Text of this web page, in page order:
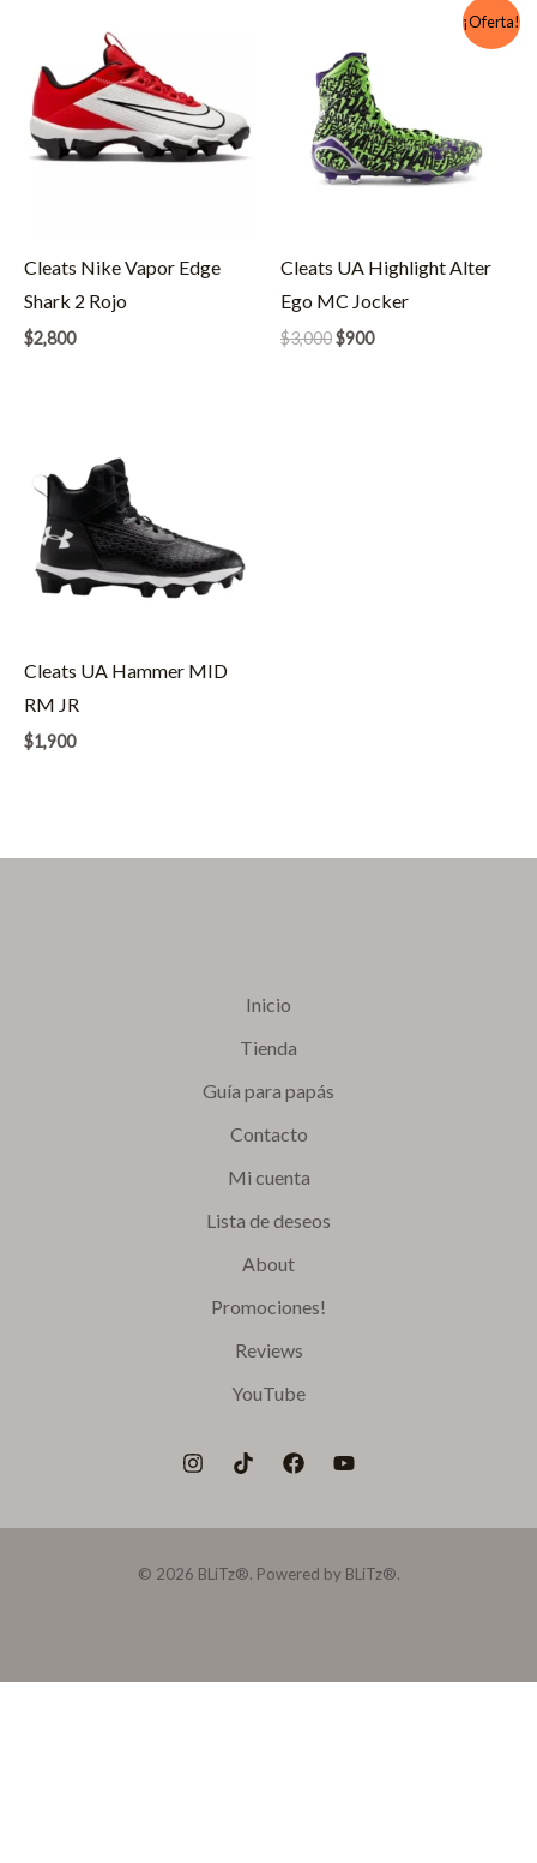
Cleats Nike Vapor Edge
Shark 2 Rojo
$2,800
¡Oferta!
Cleats UA Highlight Alter
Ego MC Jocker
$3,000El
$900El
Cleats UA Hammer MID
RM JR
$1,900
Inicio
Tienda
Guía para papás
Contacto
Mi cuenta
Lista de deseos
About
Promociones!
Reviews
YouTube
© 2026 BLiTz®. Powered by BLiTz®.